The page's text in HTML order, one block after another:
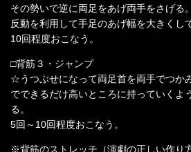
その勢いで逆に両足をあげ両手をさげる。
反動を利用して手足のあげ幅を大きくし
10回程度おこなう。
□背筋３・ジャンプ
☆うつぶせになって両足首を両手でつか
でできるだけ高いところに持っていくよ
る。
5回～10回程度おこなう。
※背筋のストレッチ（演劇の正しい作り